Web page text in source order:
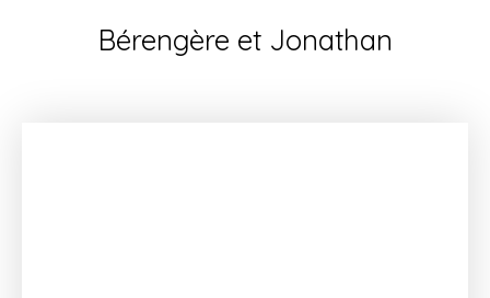
Bérengère et Jonathan